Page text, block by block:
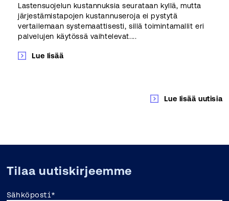
Lastensuojelun kustannuksia seurataan kyllä, mutta
järjestämistapojen kustannuseroja ei pystytä
vertailemaan systemaattisesti, sillä toimintamallit eri
palvelujen käytössä vaihtelevat....
Lue lisää
Lue lisää uutisia
Tilaa uutiskirjeemme
Sähköposti*